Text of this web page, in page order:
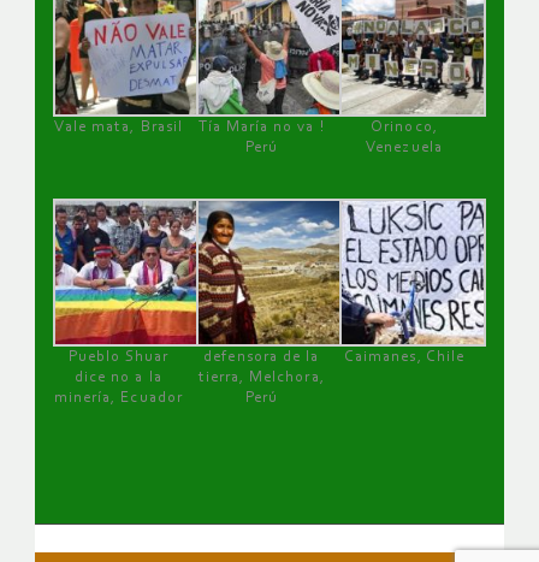
Vale mata, Brasil
Tía María no va !
Perú
Orinoco,
Venezuela
Pueblo Shuar
dice no a la
minería, Ecuador
defensora de la
tierra, Melchora,
Perú
Caimanes, Chile